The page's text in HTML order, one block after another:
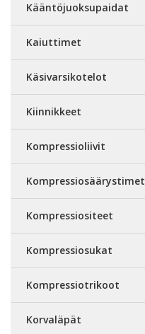
Kääntöjuoksupaidat
Kaiuttimet
Käsivarsikotelot
Kiinnikkeet
Kompressioliivit
Kompressiosäärystimet
Kompressiositeet
Kompressiosukat
Kompressiotrikoot
Korvaläpät